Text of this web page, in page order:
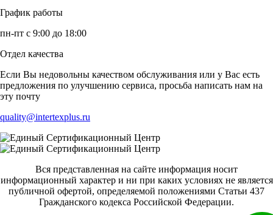
График работы
пн-пт с 9:00 до 18:00
Отдел качества
Если Вы недовольны качеством обслуживания или у Вас есть
предложения по улучшению сервиса, просьба написать нам на
эту почту
quality@intertexplus.ru
Вся представленная на сайте информация носит
информационный характер и ни при каких условиях не является
публичной офертой, определяемой положениями Статьи 437
Гражданского кодекса Российской Федерации.